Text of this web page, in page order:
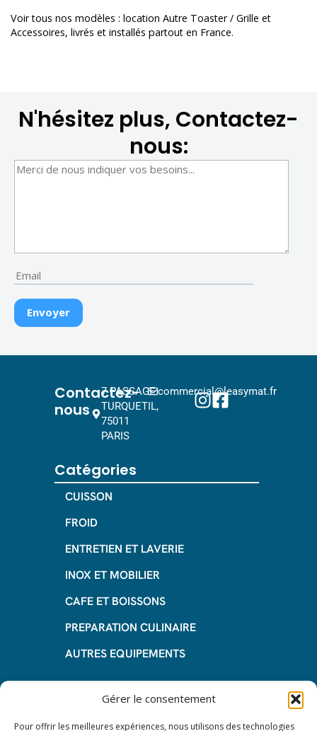
Gérer le consentement
Pour offrir les meilleures expériences, nous utilisons des technologies
Voir tous nos modèles : location Autre Toaster / Grille et
Accessoires, livrés et installés partout en France.
N'hésitez plus, Contactez-
nous:
Contactez-
nous
7 PASSAGE
TURQUETIL,
75011
PARIS
commercial@leasymat.fr
Catégories
CUISSON
FROID
ENTRETIEN ET LAVERIE
INOX ET MOBILIER
CAFE ET BOISSONS
PREPARATION CULINAIRE
AUTRES EQUIPEMENTS
Informations
Questions fréquentes